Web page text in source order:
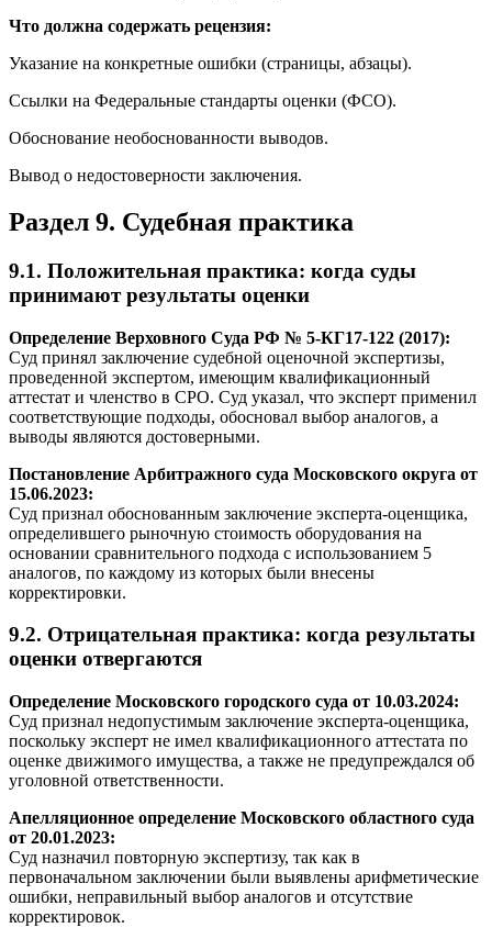
Что должна содержать рецензия:
Указание на конкретные ошибки (страницы, абзацы).
Ссылки на Федеральные стандарты оценки (ФСО).
Обоснование необоснованности выводов.
Вывод о недостоверности заключения.
Раздел 9. Судебная практика
9.1. Положительная практика: когда суды
принимают результаты оценки
Определение Верховного Суда РФ № 5-КГ17-122 (2017):
Суд принял заключение судебной оценочной экспертизы,
проведенной экспертом, имеющим квалификационный
аттестат и членство в СРО. Суд указал, что эксперт применил
соответствующие подходы, обосновал выбор аналогов, а
выводы являются достоверными.
Постановление Арбитражного суда Московского округа от
15.06.2023:
Суд признал обоснованным заключение эксперта-оценщика,
определившего рыночную стоимость оборудования на
основании сравнительного подхода с использованием 5
аналогов, по каждому из которых были внесены
корректировки.
9.2. Отрицательная практика: когда результаты
оценки отвергаются
Определение Московского городского суда от 10.03.2024:
Суд признал недопустимым заключение эксперта-оценщика,
поскольку эксперт не имел квалификационного аттестата по
оценке движимого имущества, а также не предупреждался об
уголовной ответственности.
Апелляционное определение Московского областного суда
от 20.01.2023:
Суд назначил повторную экспертизу, так как в
первоначальном заключении были выявлены арифметические
ошибки, неправильный выбор аналогов и отсутствие
корректировок.